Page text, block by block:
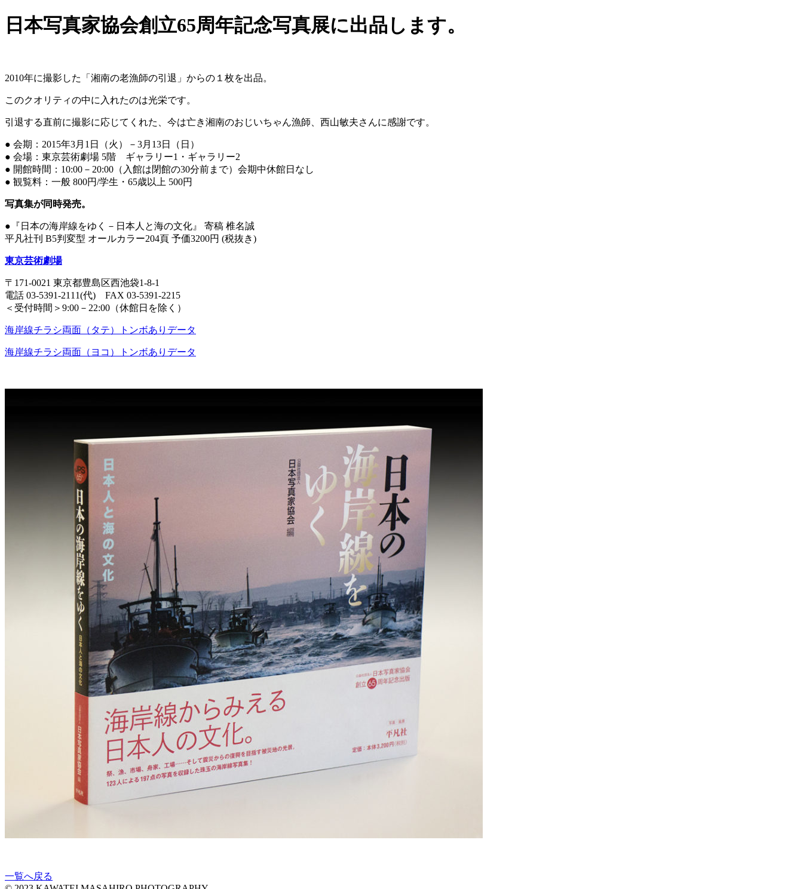
日本写真家協会創立65周年記念写真展に出品します。
2010年に撮影した「湘南の老漁師の引退」からの１枚を出品。
このクオリティの中に入れたのは光栄です。
引退する直前に撮影に応じてくれた、今は亡き湘南のおじいちゃん漁師、西山敏夫さんに感謝です。
● 会期：2015年3月1日（火）－3月13日（日）
● 会場：東京芸術劇場 5階 ギャラリー1・ギャラリー2
● 開館時間：10:00－20:00（入館は閉館の30分前まで）会期中休館日なし
● 観覧料：一般 800円/学生・65歳以上 500円
写真集が同時発売。
●『日本の海岸線をゆく－日本人と海の文化』 寄稿 椎名誠
平凡社刊 B5判変型 オールカラー204頁 予価3200円 (税抜き)
東京芸術劇場
〒171-0021 東京都豊島区西池袋1-8-1
電話 03-5391-2111(代) FAX 03-5391-2215
＜受付時間＞9:00－22:00（休館日を除く）
海岸線チラシ両面（タテ）トンボありデータ
海岸線チラシ両面（ヨコ）トンボありデータ
一覧へ戻る